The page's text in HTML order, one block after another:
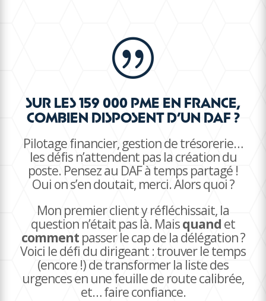
|
SUR LES 159 000 PME EN FRANCE,
COMBIEN DISPOSENT D’UN DAF ?
Pilotage financier, gestion de trésorerie…
les défis n’attendent pas la création du
poste. Pensez au DAF à temps partagé !
Oui on s’en doutait, merci. Alors quoi ?
Mon premier client y réfléchissait, la
question n’était pas là. Maisquand et
commentpasser le cap de la délégation ?
Voici le défi du dirigeant : trouver le temps
(encore !) de transformer la liste des
urgences en une feuille de route calibrée,
et… faire confiance.